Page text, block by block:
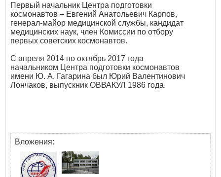
Первый начальник Центра подготовки
космонавтов – Евгений Анатольевич Карпов,
генерал-майор медицинской службы, кандидат
медицинских наук, член Комиссии по отбору
первых советских космонавтов.
С апреля 2014 по октябрь 2017 года
начальником Центра подготовки космонавтов
имени Ю. А. Гагарина был Юрий Валентинович
Лончаков, выпускник ОВВАКУЛ 1986 года.
Вложения: